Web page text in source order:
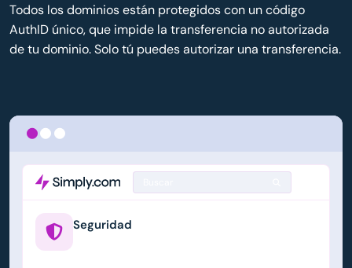
Todos los dominios están protegidos con un código
AuthID único, que impide la transferencia no autorizada
de tu dominio. Solo tú puedes autorizar una transferencia.
Seguridad